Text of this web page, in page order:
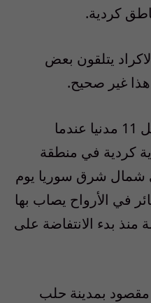
كردية.
يتلقون بعض
غير صحيح.
وقال ناشطون اكراد انه قتل 11 مدنيا عندما
كردية في منطقة
شمال شرق سوريا يوم
في الأرواح يصاب بها
منذ بدء الانتفاضة على
بمدينة حلب